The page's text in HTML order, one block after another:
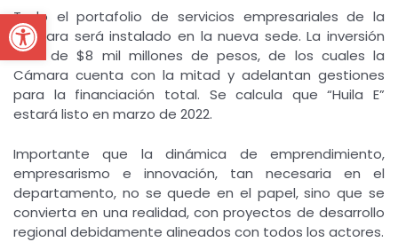
Open toolbar
Todo el portafolio de servicios empresariales de la
Cámara será instalado en la nueva sede. La inversión
será de $8 mil millones de pesos, de los cuales la
Cámara cuenta con la mitad y adelantan gestiones
para la financiación total. Se calcula que “Huila E”
estará listo en marzo de 2022.
Importante que la dinámica de emprendimiento,
empresarismo e innovación, tan necesaria en el
departamento, no se quede en el papel, sino que se
convierta en una realidad, con proyectos de desarrollo
regional debidamente alineados con todos los actores.